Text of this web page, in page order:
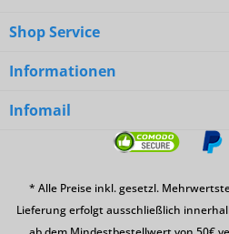
Shop Service
Informationen
Infomail
* Alle Preise inkl. gesetzl.
Lieferung erfolgt ausschließlich